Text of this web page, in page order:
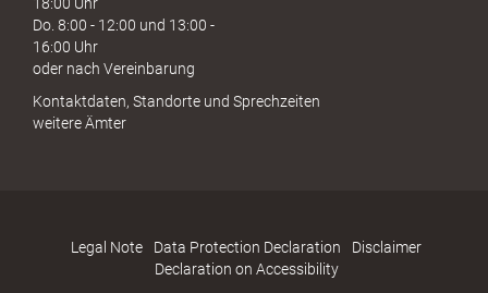
Do. 8:00 - 12:00 und 13:00 -
16:00 Uhr
oder nach Vereinbarung
Kontaktdaten, Standorte und Sprechzeiten
weitere Ämter
Legal Note Data Protection Declaration
Disclaimer
Declaration on Accessibility